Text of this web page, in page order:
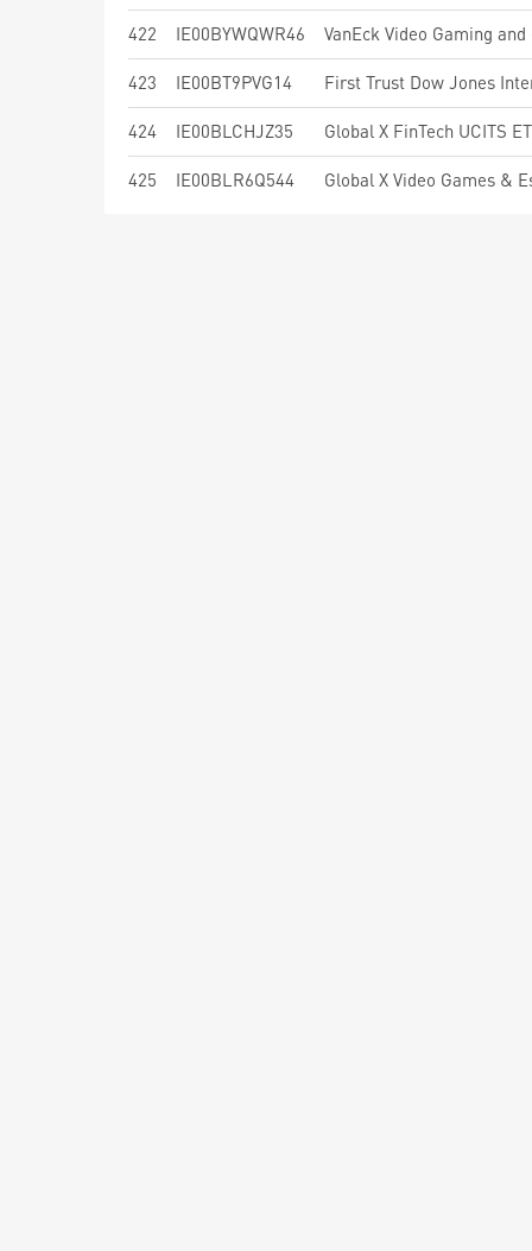
422 IE00BYWQWR46 VanEck Video Gaming
423 IE00BT9PVG14
424 IE00BLCHJZ35 Global X FinTech UCITS
425 IE00BLR6Q544 Global X Video Games &